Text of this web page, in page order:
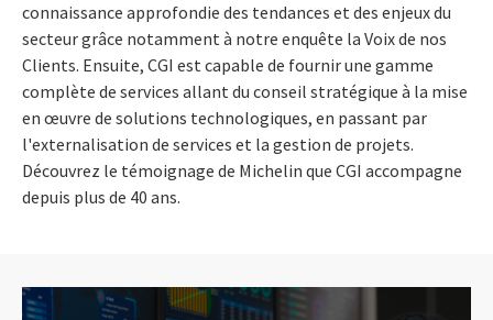
connaissance approfondie des tendances et des enjeux du
secteur grâce notamment à notre enquête la Voix de nos
Clients. Ensuite, CGI est capable de fournir une gamme
complète de services allant du conseil stratégique à la mise
en œuvre de solutions technologiques, en passant par
l'externalisation de services et la gestion de projets.
Découvrez le témoignage de Michelin que CGI accompagne
depuis plus de 40 ans.